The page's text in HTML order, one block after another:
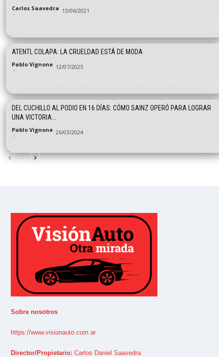
Carlos Saavedra
- 13/06/2021
ATENTI, COLAPA: LA CRUELDAD ESTÁ DE MODA
Pablo Vignone
- 12/07/2025
DEL CUCHILLO AL PODIO EN 16 DÍAS: CÓMO SAINZ OPERÓ PARA LOGRAR
UNA VICTORIA...
Pablo Vignone
- 26/03/2024
Sobre nosotros
https://www.visionauto.com.ar
Director/Propietario: Carlos Daniel Saavedra